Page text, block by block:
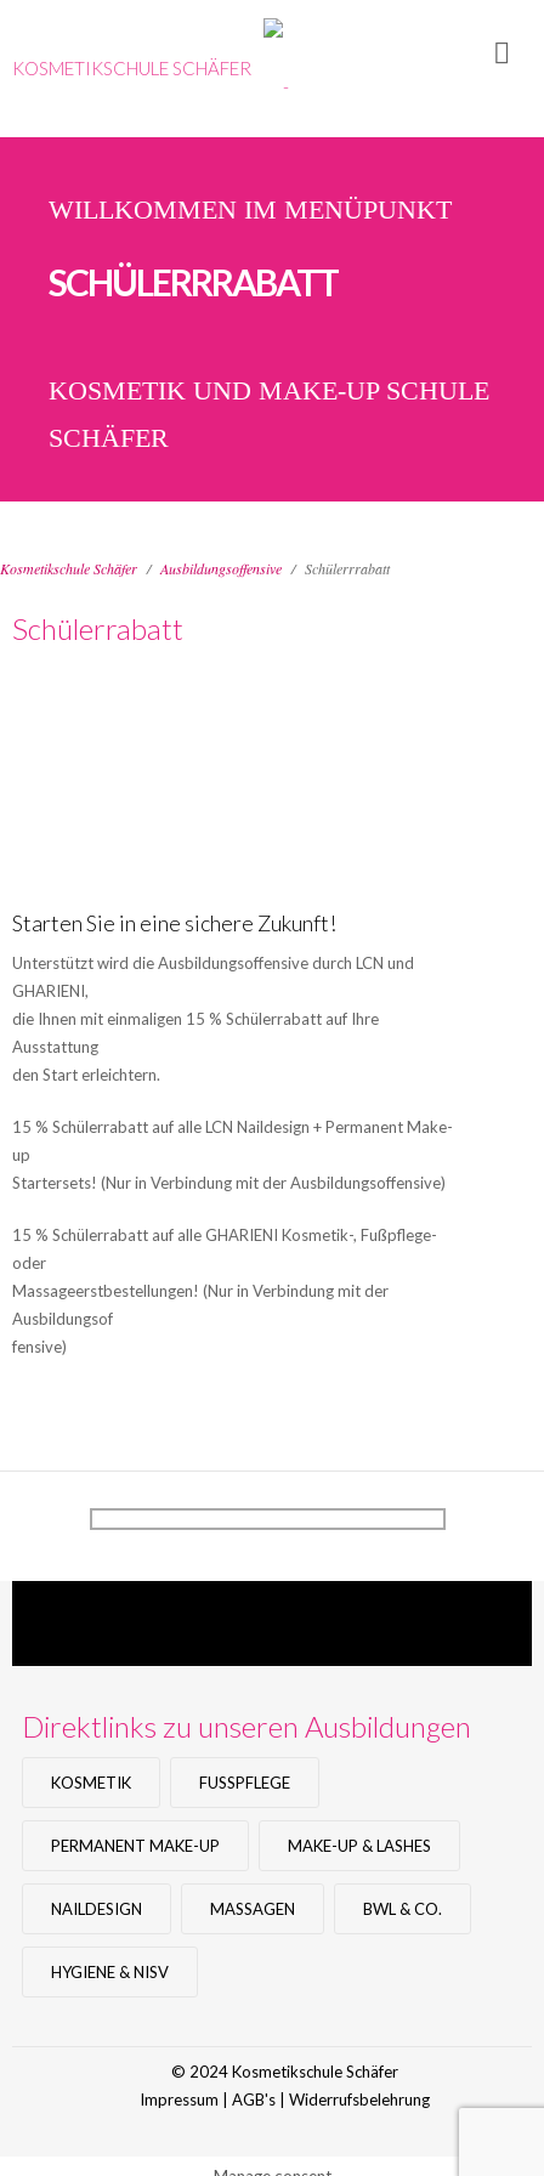
KOSMETIKSCHULE SCHÄFER
WILLKOMMEN IM MENÜPUNKT
SCHÜLERRRABATT
KOSMETIK UND MAKE-UP SCHULE
SCHÄFER
Kosmetikschule Schäfer Ausbildungsoffensive Schülerrrabatt
Schülerrabatt
Starten Sie in eine sichere Zukunft!
Unterstützt wird die Ausbildungsoffensive durch LCN und
GHARIENI,
die Ihnen mit einmaligen 15 % Schülerrabatt auf Ihre
Ausstattung
den Start erleichtern.
15 % Schülerrabatt auf alle LCN Naildesign + Permanent Make-
up
Startersets! (Nur in Verbindung mit der Ausbildungsoffensive)
15 % Schülerrabatt auf alle GHARIENI Kosmetik-, Fußpflege-
oder
Massageerstbestellungen! (Nur in Verbindung mit der
Ausbildungsof
fensive)
Direktlinks zu unseren Ausbildungen
KOSMETIK FUSSPFLEGE
PERMANENT MAKE-UP MAKE-UP & LASHES
NAILDESIGN MASSAGEN BWL & CO.
HYGIENE & NISV
© 2024 Kosmetikschule Schäfer
Impressum
AGB's| Widerrufsbelehrung
Karrieretag
Portrait
Konzept
Historie
Thorsten
Barbara
Kooperationen